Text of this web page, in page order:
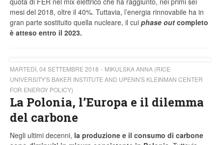
mesi del 2018, oltre il 40%. Tuttavia, l’energia rinnovabile ha in
gran parte sostituito quella nucleare, il cui phase out completo
è atteso entro il 2023.
MARTEDÌ, 04 SETTEMBRE 2018
MIKULSKA ANNA (RICE
UNIVERSITY'S BAKER INSTITUTE AND UPENN'S KLEINMAN CENTER
FOR ENERGY POLICY)
La Polonia, l’Europa e il dilemma
del carbone
Negli ultimi decenni, la produzione e il consumo di carbone